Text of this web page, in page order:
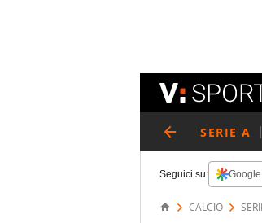
SERIE A
Seguici su:
CALCIO